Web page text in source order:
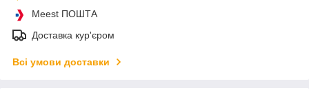
Meest ПОШТА
Доставка кур'єром
Всі умови доставки